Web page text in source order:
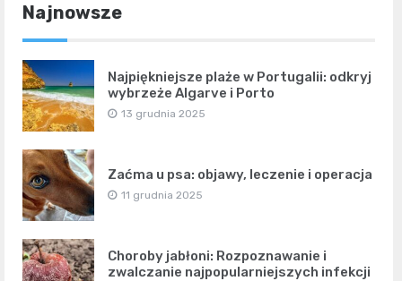
Najnowsze
Najpiękniejsze plaże w Portugalii: odkryj
wybrzeże Algarve i Porto
13 grudnia 2025
Zaćma u psa: objawy, leczenie i operacja
11 grudnia 2025
Choroby jabłoni: Rozpoznawanie i
zwalczanie najpopularniejszych infekcji